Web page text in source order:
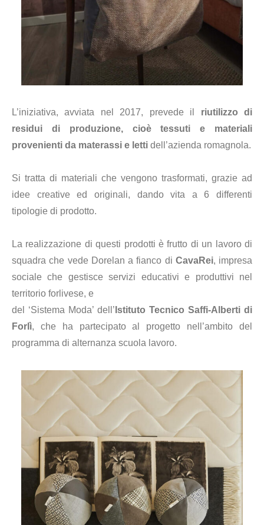
L’iniziativa, avviata nel 2017, prevede il riutilizzo di
residui di produzione, cioè tessuti e materiali
provenienti da materassi e letti dell’azienda romagnola.
Si tratta di materiali che vengono trasformati, grazie ad
idee creative ed originali, dando vita a 6 differenti
tipologie di prodotto.
La realizzazione di questi prodotti è frutto di un lavoro di
squadra che vede Dorelan a fianco di CavaRei, impresa
sociale che gestisce servizi educativi e produttivi nel
territorio forlivese, e
del ‘Sistema Moda’ dell’ Istituto Tecnico Saffi-Alberti di
Forlì, che ha partecipato al progetto nell’ambito del
programma di alternanza scuola lavoro.